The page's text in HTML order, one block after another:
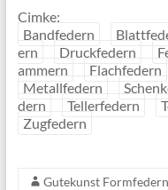
Cimke:
Bandfedern
ern
Druckfedern
ammern
Flachfedern
Metallfedern
dern
Tellerfedern
Zugfedern
Gutekunst Formfedern